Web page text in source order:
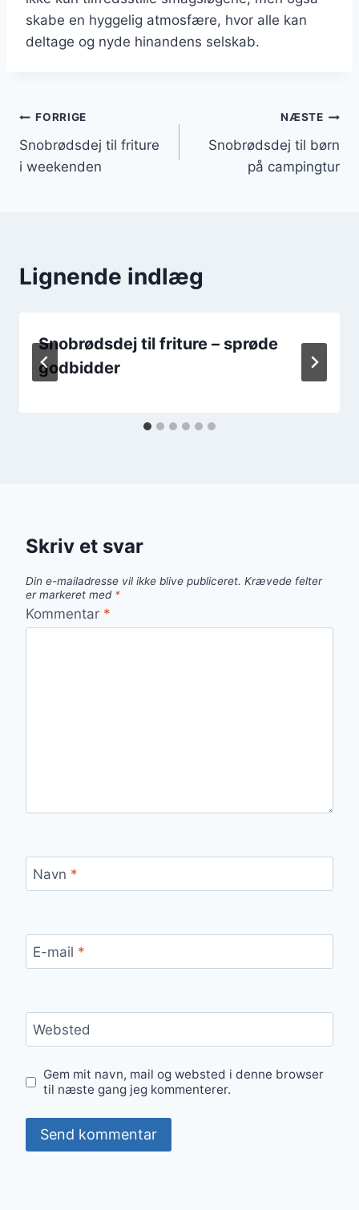
skabe en hyggelig atmosfære, hvor alle kan
deltage og nyde hinandens selskab.
Indlægsnavigation
FORRIGE
Snobrødsdej til friture
i weekenden
NÆSTE
Snobrødsdej til børn
på campingtur
Lignende indlæg
Snobrødsdej til friture – sprøde
godbidder
Skriv et svar
Din e-mailadresse vil ikke blive publiceret. Krævede felter
er markeret med *
Kommentar *
Navn *
E-mail *
Websted
Gem mit navn, mail og websted i denne browser
til næste gang jeg kommenterer.